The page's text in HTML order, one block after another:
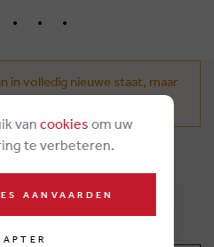
in volledig nieuwe staat, maar
vertonen.
van cookies om uw
te verbeteren.
AANVAARDEN